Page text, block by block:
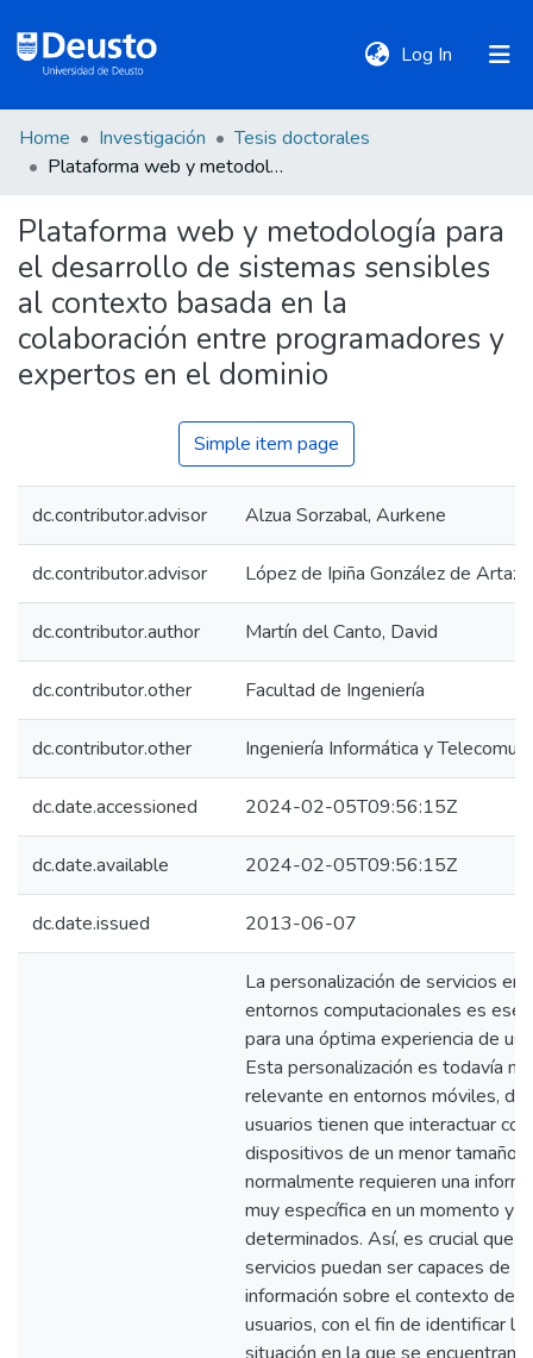
Log In (current)
DeustoTeka
Communities
&
Collections
All of DSpace
Policies
Home Investigación
Tesis doctorales
Plataforma web y metodología para el desarrollo de sistemas sensibles al contexto basada en la colaboración entre programadores y expertos en el dominio
Plataforma web y metodología para
el desarrollo de sistemas sensibles
al contexto basada en la
colaboración entre programadores y
expertos en el dominio
Simple item page
dc.contributor.advisor Alzua Sorzabal, Aurkene
dc.contributor.advisor López de Ipiña González de
dc.contributor.author Martín del Canto, David
dc.contributor.other Facultad de Ingeniería
dc.contributor.other Ingeniería Informática y
dc.date.accessioned 2024-02-05T09:56:15Z
dc.date.available 2024-02-05T09:56:15Z
dc.date.issued 2013-06-07
La personalización de servicios en
entornos computacionales es
para una óptima experiencia de
Esta personalización es todavía
relevante en entornos móviles,
usuarios tienen que interactuar con
dispositivos de un menor tamaño
normalmente requieren una
muy específica en un momento y
determinados. Así, es crucial que
servicios puedan ser capaces de
información sobre el contexto de
usuarios, con el fin de identificar la